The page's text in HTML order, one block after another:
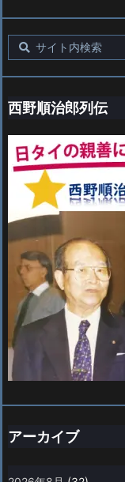
西野順治郎列伝
アーカイブ